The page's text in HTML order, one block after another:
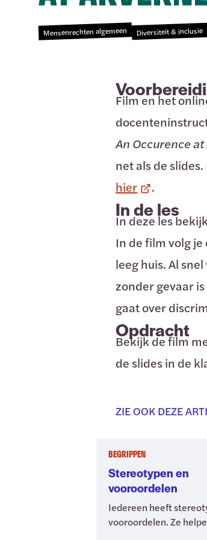
Mensenrechten algemeen Diversiteit & inclusie
Film en het
An Occurence
net als de
hier
.
In de les
In deze les
In de film volg
leeg huis. Al
zonder gevaar
gaat over
Opdracht
Bekijk de film
de slides in de
ZIE OOK DEZE
Stereotypen en
vooroordelen
BEGRIPPEN
Iedereen heeft
vooroordelen. Ze